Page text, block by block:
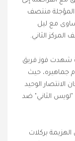
منتصف
مع ليل
المركز الثاني.
شهدت فوز فريق
جماهيره، حيث
الوحيد
"لويس الثاني" ضد
بركلات